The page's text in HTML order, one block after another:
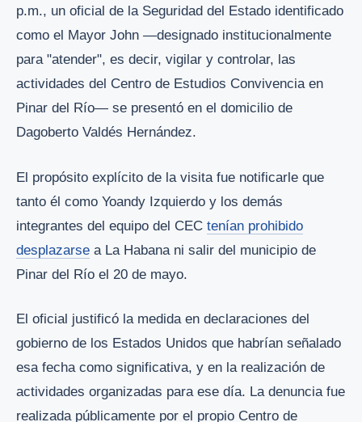
p.m., un oficial de la Seguridad del Estado identificado
como el Mayor John —designado institucionalmente
para "atender", es decir, vigilar y controlar, las
actividades del Centro de Estudios Convivencia en
Pinar del Río— se presentó en el domicilio de
Dagoberto Valdés Hernández.
El propósito explícito de la visita fue notificarle que
tanto él como Yoandy Izquierdo y los demás
integrantes del equipo del CEC tenían prohibido
desplazarse a La Habana ni salir del municipio de
Pinar del Río el 20 de mayo.
El oficial justificó la medida en declaraciones del
gobierno de los Estados Unidos que habrían señalado
esa fecha como significativa, y en la realización de
actividades organizadas para ese día. La denuncia fue
realizada públicamente por el propio Centro de